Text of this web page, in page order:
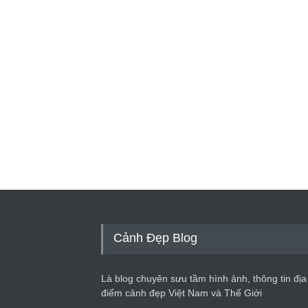
Cảnh Đẹp Blog
Là blog chuyên sưu tầm hình ảnh, thông tin địa
điểm cảnh đẹp Việt Nam và Thế Giới